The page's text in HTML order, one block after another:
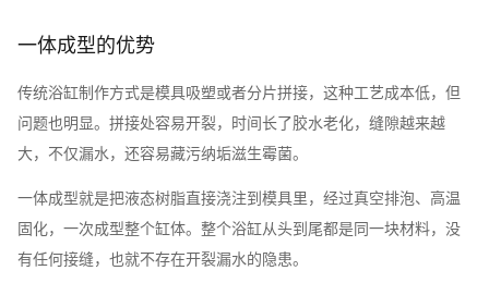
一体成型的优势
传统浴缸制作方式是模具吸塑或者分片拼接，这种工艺成本低，但
问题也明显。拼接处容易开裂，时间长了胶水老化，缝隙越来越
大，不仅漏水，还容易藏污纳垢滋生霉菌。
一体成型就是把液态树脂直接浇注到模具里，经过真空排泡、高温
固化，一次成型整个缸体。整个浴缸从头到尾都是同一块材料，没
有任何接缝，也就不存在开裂漏水的隐患。